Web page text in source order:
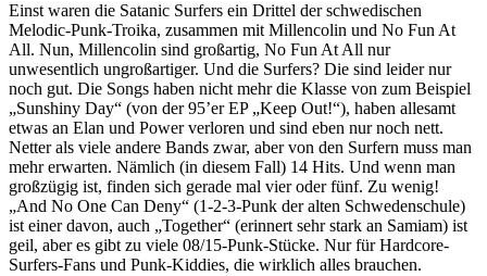
Facebook
to
clipboard
via
eMail
Einst waren die Satanic Surfers ein Drittel der schwedischen
Melodic-Punk-Troika, zusammen mit Millencolin und No Fun At
All. Nun, Millencolin sind großartig, No Fun At All nur
unwesentlich ungroßartiger. Und die Surfers? Die sind leider nur
noch gut. Die Songs haben nicht mehr die Klasse von zum Beispiel
„Sunshiny Day“ (von der 95’er EP „Keep Out!“), haben allesamt
etwas an Elan und Power verloren und sind eben nur noch nett.
Netter als viele andere Bands zwar, aber von den Surfern muss man
mehr erwarten. Nämlich (in diesem Fall) 14 Hits. Und wenn man
großzügig ist, finden sich gerade mal vier oder fünf. Zu wenig!
„And No One Can Deny“ (1-2-3-Punk der alten Schwedenschule)
ist einer davon, auch „Together“ (erinnert sehr stark an Samiam) ist
geil, aber es gibt zu viele 08/15-Punk-Stücke. Nur für Hardcore-
Surfers-Fans und Punk-Kiddies, die wirklich alles brauchen.